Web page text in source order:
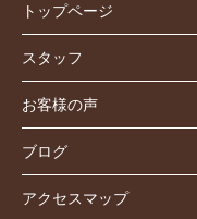
トップページ
スタッフ
お客様の声
ブログ
アクセスマップ